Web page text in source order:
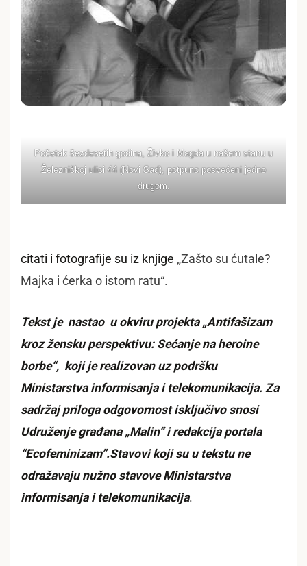
Početak šezdesetih godina, Živko i Magda u našem stanu u
Železničkoj ulici 44 (Novi Sad), potpuno posvećeni jedno
drugom.
citati i fotografije su iz knjige „Zašto su ćutale?
Majka i ćerka o istom ratu“.
Tekst je nastao u okviru projekta „Antifašizam
kroz žensku perspektivu: Sećanje na heroine
borbe“, koji je realizovan uz podršku
Ministarstva informisanja i telekomunikacija. Za
sadržaj priloga odgovornost isključivo snosi
Udruženje građana „Malin“ i redakcija portala
“Ecofeminizam”.Stavovi koji su u tekstu ne
odražavaju nužno stavove Ministarstva
informisanja i telekomunikacija.